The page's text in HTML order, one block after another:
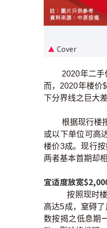
Cover
2020年二手
而，2020年楼价
下分界线之巨大
根据现行楼
或以下单位可高
楼价3成。现行
两者基本首期却
宜适度放宽
按照现时楼价
高达5成，窒碍
数按揭之低息期